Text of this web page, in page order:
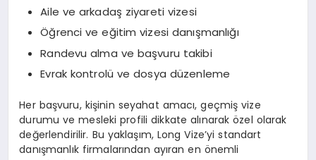
Aile ve arkadaş ziyareti vizesi
Öğrenci ve eğitim vizesi danışmanlığı
Randevu alma ve başvuru takibi
Evrak kontrolü ve dosya düzenleme
Her başvuru, kişinin seyahat amacı, geçmiş vize
durumu ve mesleki profili dikkate alınarak özel olarak
değerlendirilir. Bu yaklaşım, Long Vize’yi standart
danışmanlık firmalarından ayıran en önemli